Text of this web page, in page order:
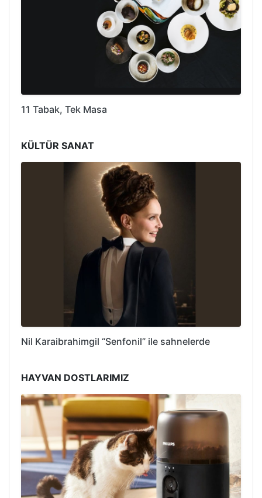
11 Tabak, Tek Masa
KÜLTÜR SANAT
Nil Karaibrahimgil “Senfonil” ile sahnelerde
HAYVAN DOSTLARIMIZ